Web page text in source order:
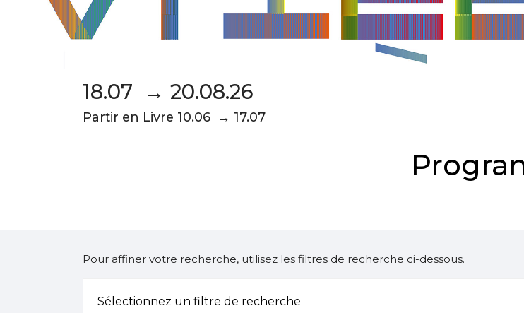
18.07 → 20.08.26
Partir en Livre 10.06 → 17.07
Pour affiner votre recherche, utilisez les filtres de recherche ci-dessous.
Sélectionnez un filtre de recherche